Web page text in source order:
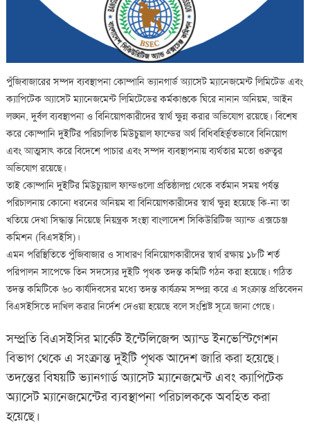
পুঁজিবাজারের সম্পদ ব্যবস্থাপনা কোম্পানি ভ্যানগার্ড অ্যাসেট ম্যানেজমেন্ট লিমিটেড এবং
ক্যাপিটেক অ্যাসেট ম্যানেজমেন্ট লিমিটেডের কর্মকাণ্ডকে ঘিরে নানান অনিয়ম, আইন
লঙ্ঘন, দুর্বল ব্যবস্থাপনা ও বিনিয়োগকারীদের স্বার্থ ক্ষুন্ন করার অভিযোগ রয়েছে। বিশেষ
করে কোম্পানি দুইটির পরিচালিত মিউচুয়াল ফান্ডের অর্থ বিধিবহির্ভূতভাবে বিনিয়োগ
এবং আত্মসাৎ করে বিদেশে পাচার এবং সম্পদ ব্যবস্থাপনায় ব্যর্থতার মতো গুরুত্বর
অভিযোগ রয়েছে।
তাই কোম্পানি দুইটির মিউচ্যুয়াল ফান্ডগুলো প্রতিষ্ঠালগ্ন থেকে বর্তমান সময় পর্যন্ত
পরিচালনায় কোনো ধরনের অনিয়ম বা বিনিয়োগকারীদের স্বার্থ ক্ষুন্ন হয়েছে কি-না তা
খতিয়ে দেখা সিদ্ধান্ত নিয়েছে নিয়ন্ত্রক সংস্থা বাংলাদেশ সিকিউরিটিজ অ্যান্ড এক্সচেঞ্জ
কমিশন (বিএসইসি)।
এমন পরিস্থিতিতে পুঁজিবাজার ও সাধারণ বিনিয়োগকারীদের স্বার্থ রক্ষায় ১৮টি শর্ত
পরিপালন সাপেক্ষে তিন সদস্যের দুইটি পৃথক তদন্ত কমিটি গঠন করা হয়েছে। গঠিত
তদন্ত কমিটিকে ৬০ কার্যদিবসের মধ্যে তদন্ত কার্যক্রম সম্পন্ন করে এ সংক্রান্ত প্রতিবেদন
বিএসইসিতে দাখিল করার নির্দেশ দেওয়া হয়েছে বলে সংশ্লিষ্ট সূত্রে জানা গেছে।
সম্প্রতি বিএসইসির মার্কেট ইন্টেলিজেন্স অ্যান্ড ইনভেস্টিগেশন
বিভাগ থেকে এ সংক্রান্ত দুইটি পৃথক আদেশ জারি করা হয়েছে।
তদন্তের বিষয়টি ভ্যানগার্ড অ্যাসেট ম্যানেজমেন্ট এবং ক্যাপিটেক
অ্যাসেট ম্যানেজমেন্টের ব্যবস্থাপনা পরিচালককে অবহিত করা
হয়েছে।